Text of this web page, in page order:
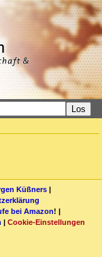
Los
Küßners |
bei Amazon! |
| Cookie-Einstellungen